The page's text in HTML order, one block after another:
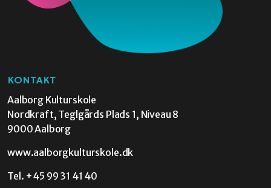
KONTAKT
Aalborg Kulturskole
Nordkraft, Teglgårds Plads 1, Niveau 8
9000 Aalborg
www.aalborgkulturskole.dk
Tel. +45 99 31 41 40